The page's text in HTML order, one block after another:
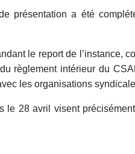
présentation a été
le report de l’instance,
règlement intérieur du
les organisations
le 28 avril visent